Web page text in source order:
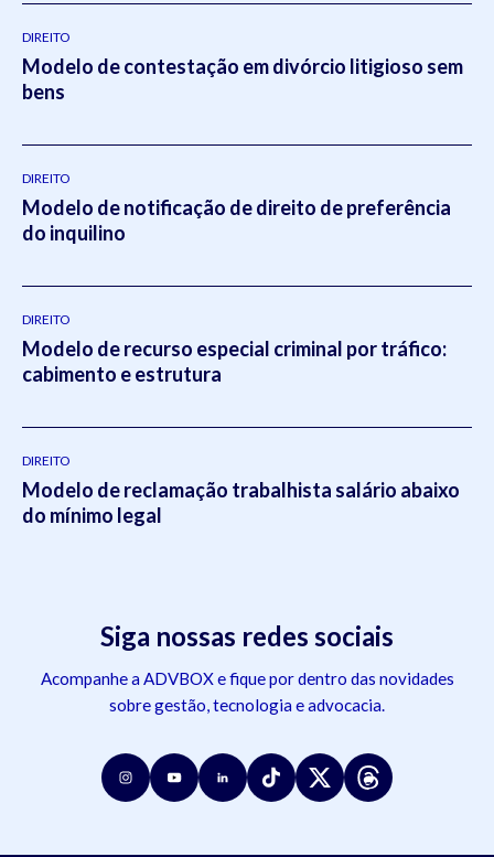
DIREITO
Modelo de contestação em divórcio litigioso sem
bens
DIREITO
Modelo de notificação de direito de preferência
do inquilino
DIREITO
Modelo de recurso especial criminal por tráfico:
cabimento e estrutura
DIREITO
Modelo de reclamação trabalhista salário abaixo
do mínimo legal
Siga nossas redes sociais
Acompanhe a ADVBOX e fique por dentro das novidades
sobre gestão, tecnologia e advocacia.